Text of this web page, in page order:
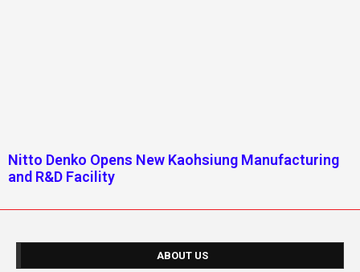
Nitto Denko Opens New Kaohsiung Manufacturing
and R&D Facility
ABOUT US